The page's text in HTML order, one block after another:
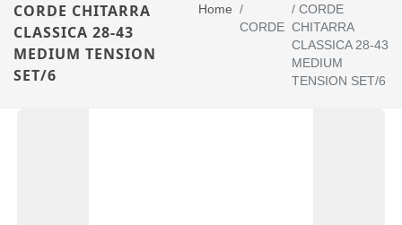
CORDE CHITARRA
CLASSICA 28-43
MEDIUM TENSION
SET/6
Home /
CORDE
/CORDE
CHITARRA
CLASSICA 28-43
MEDIUM
TENSION SET/6